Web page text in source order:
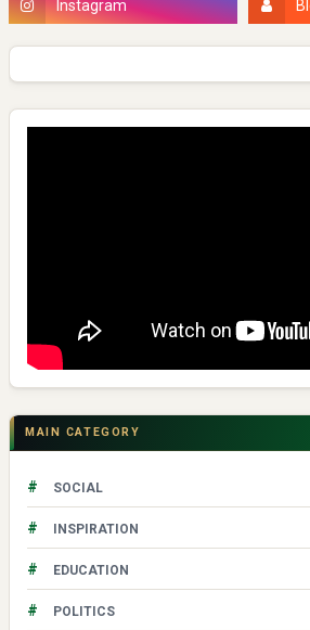
MAIN CATEGORY
# SOCIAL
# INSPIRATION
# EDUCATION
# POLITICS